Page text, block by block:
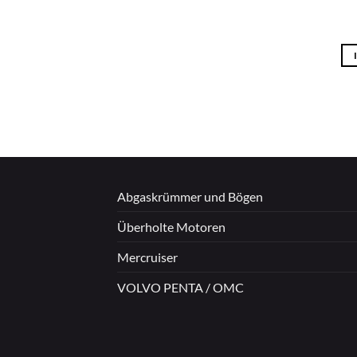
Abgaskrümmer und Bögen
Überholte Motoren
Mercruiser
VOLVO PENTA / OMC